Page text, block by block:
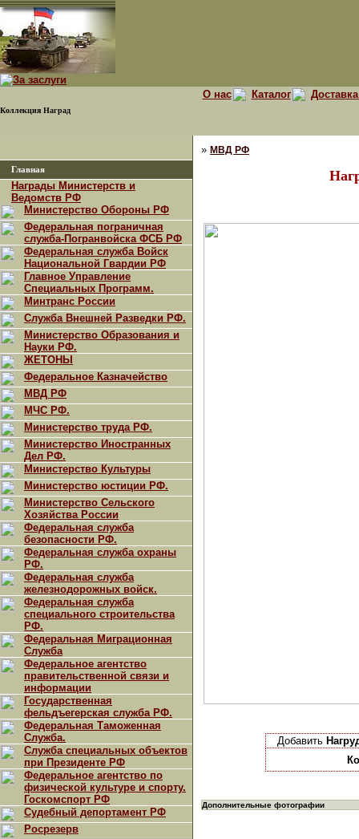
Коллекция Наград
О нас Каталог
Главная
Награды Министерств и
Ведомств РФ
Министерство Обороны РФ
Федеральная пограничная
служба-Погранвойска ФСБ РФ
Федеральная служба Войск
Национальной Гвардии РФ
Главное Управление
Специальных Программ.
Минтранс России
Служба Внешней Разведки РФ.
Министерство Образования и
Науки РФ.
ЖЕТОНЫ
Федеральное Казначейство
МВД РФ
МЧС РФ.
Министерство труда РФ.
Министерство Иностранных
Дел РФ.
Министерство Культуры
Министерство юстиции РФ.
Министерство Сельского
Хозяйства России
Федеральная служба
безопасности РФ.
Федеральная служба охраны
РФ.
Федеральная служба
железнодорожных войск.
Федеральная служба
специального строительства
РФ.
Федеральная Миграционная
Служба
Федеральное агентство
правительственной связи и
информации
Государственная
фельдъегерская служба РФ.
Федеральная Таможенная
Служба.
Служба специальных объектов
при Президенте РФ
Федеральное агентство по
физической культуре и спорту.
Госкомспорт РФ
Судебный депортамент РФ
Росрезерв
» МВД РФ
Добавить
Дополнительные фотографии